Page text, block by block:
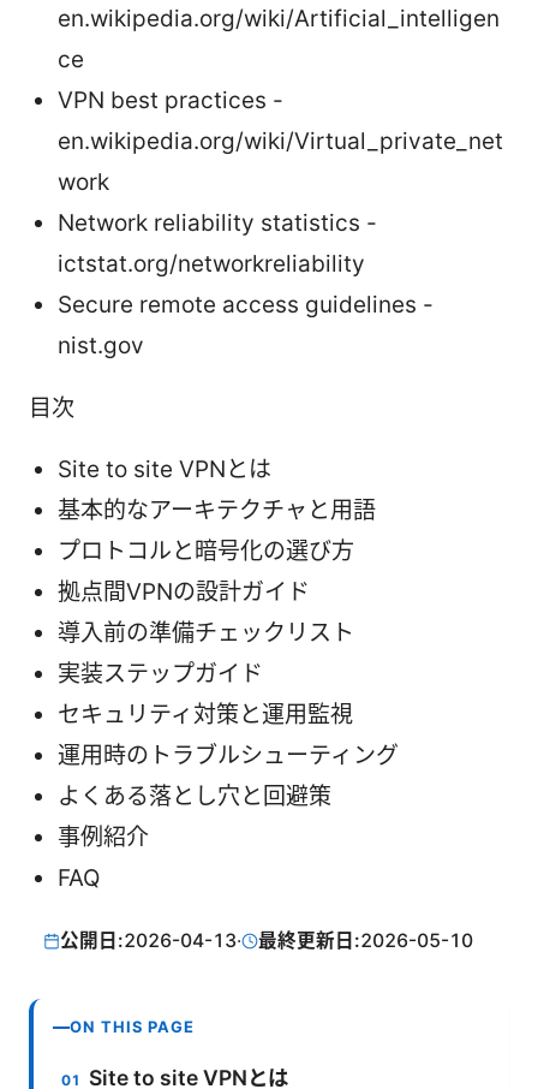
en.wikipedia.org/wiki/Artificial_intelligen
ce
VPN best practices -
en.wikipedia.org/wiki/Virtual_private_net
work
Network reliability statistics -
ictstat.org/networkreliability
Secure remote access guidelines -
nist.gov
目次
Site to site VPNとは
基本的なアーキテクチャと用語
プロトコルと暗号化の選び方
拠点間VPNの設計ガイド
導入前の準備チェックリスト
実装ステップガイド
セキュリティ対策と運用監視
運用時のトラブルシューティング
よくある落とし穴と回避策
事例紹介
FAQ
公開日:2026-04-13· 最終更新日:2026-05-10
ON THIS PAGE
Site to site VPNとは